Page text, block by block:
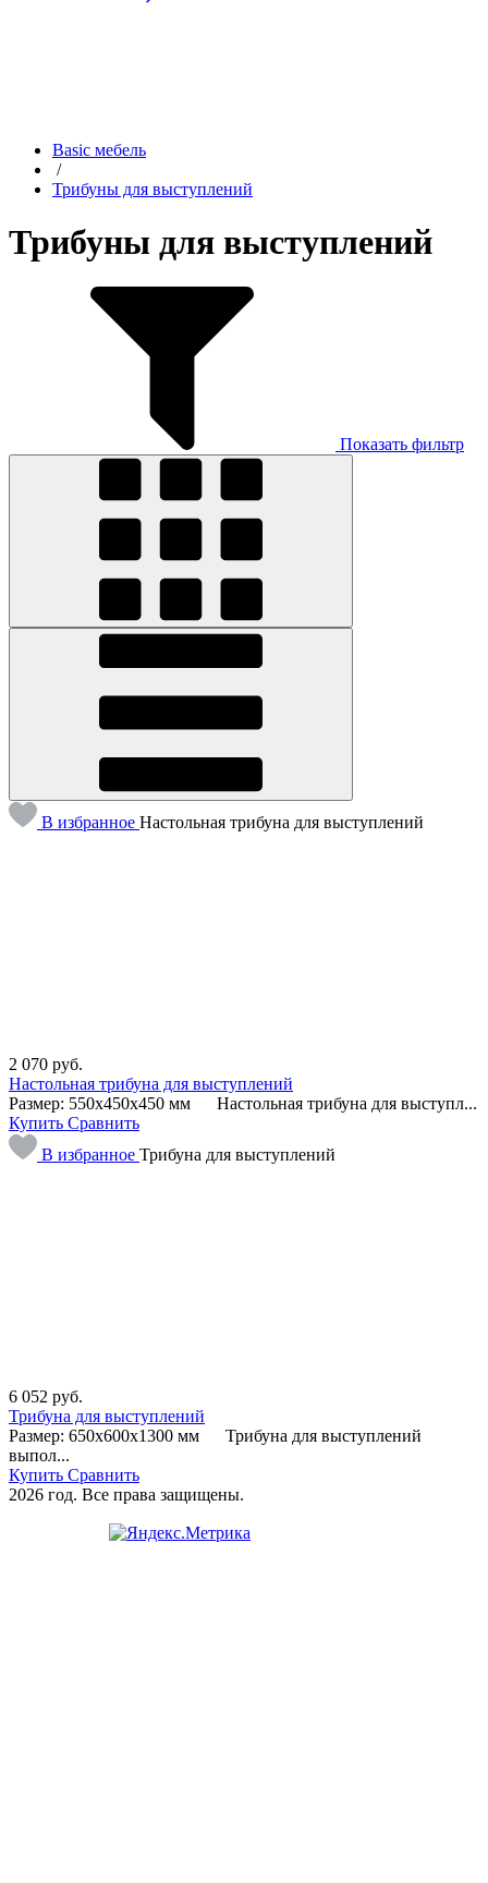
Basic мебель
/
Трибуны для выступлений
Трибуны для выступлений
Показать фильтр
В избранное Настольная трибуна для выступлений
2 070 руб.
Настольная трибуна для выступлений
Размер: 550х450х450 мм Настольная трибуна для выступл...
Купить Сравнить
В избранное Трибуна для выступлений
6 052 руб.
Трибуна для выступлений
Размер: 650х600х1300 мм Трибуна для выступлений
выпол...
Купить Сравнить
2026 год. Все права защищены.